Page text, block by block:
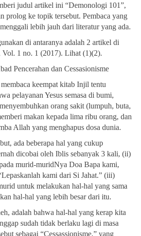
judul artikel ini “Demonologi 101”,
prolog ke topik tersebut. Pembaca yang
lebih jauh dari literatur yang ada.
di antaranya adalah 2 artikel di
Vol. 1 no. 1 (2017). Lihat (1)(2).
Pencerahan dan Cessasionisme
keempat kitab Injil tentu
pelayanan Yesus semasa di bumi,
orang sakit (lumpuh, buta,
makan kepada lima ribu orang, dan
Allah yang menghapus dosa dunia.
ada beberapa hal yang cukup
dicobai oleh Iblis sebanyak 3 kali, (ii)
murid-muridNya Doa Bapa kami,
kami dari Si Jahat.” (iii)
untuk melakukan hal-hal yang sama
hal-hal yang lebih besar dari itu.
adalah bahwa hal-hal yang kerap kita
sudah tidak berlaku lagi di masa
sebagai “Cessassionisme,” yang